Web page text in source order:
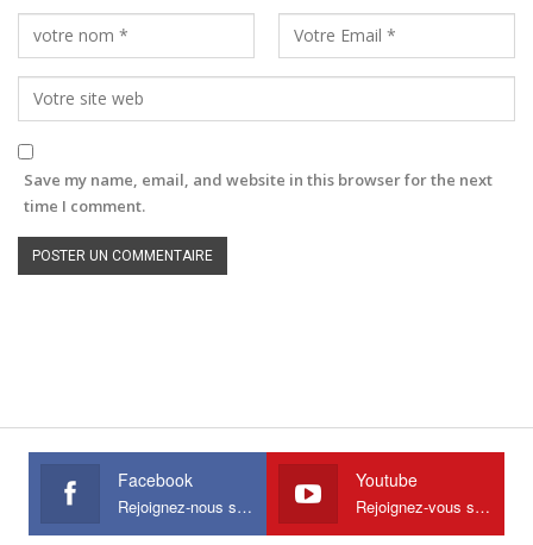
Save my name, email, and website in this browser for the next
time I comment.
Facebook
Rejoignez-nous sur Facebook
Youtube
Rejoignez-vous sur Youtube